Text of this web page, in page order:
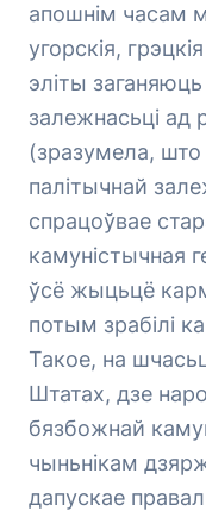
апошнім часам
угорскія,
эліты
залежнасьці ад
(зразумела,
палітычнай
спрацоўвае
камуністычная
ўсё жыцьцё
потым зрабілі
Такое, на
Штатах, дзе
бязбожнай
чыньнікам
дапускае